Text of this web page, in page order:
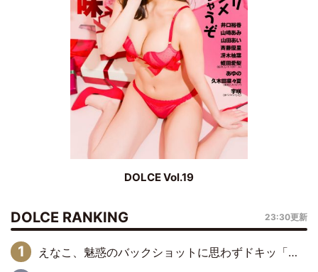
DOLCE Vol.19
DOLCE RANKING 23:30更新
えなこ、魅惑のバックショットに思わずドキッ「世界最高レベルの美しさ」「クールビューティーで良き」「ポーズも表情も完璧」